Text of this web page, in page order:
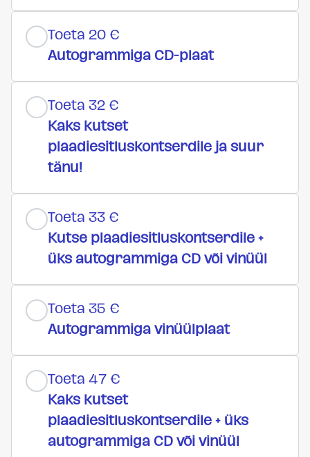
Toeta 20 €
Autogrammiga CD-plaat
Toeta 32 €
Kaks kutset
plaadiesitluskontserdile ja suur
tänu!
Toeta 33 €
Kutse plaadiesitluskontserdile +
üks autogrammiga CD või vinüül
Toeta 35 €
Autogrammiga vinüülplaat
Toeta 47 €
Kaks kutset
plaadiesitluskontserdile + üks
autogrammiga CD või vinüül